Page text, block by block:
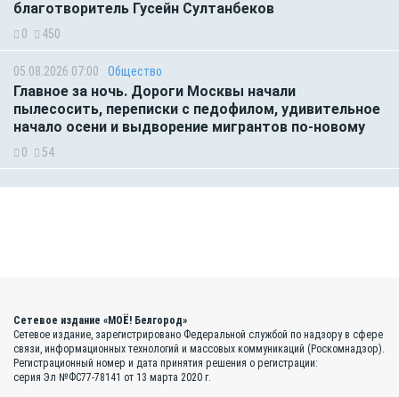
благотворитель Гусейн Султанбеков
0 450
05.08.2026 07:00 Общество
Главное за ночь. Дороги Москвы начали
пылесосить, переписки с педофилом, удивительное
начало осени и выдворение мигрантов по-новому
0 54
Сетевое издание «МОЁ! Белгород»
Сетевое издание, зарегистрировано Федеральной службой по надзору в сфере
связи, информационных технологий и массовых коммуникаций (Роскомнадзор).
Регистрационный номер и дата принятия решения о регистрации:
серия Эл №ФС77-78141 от 13 марта 2020 г.